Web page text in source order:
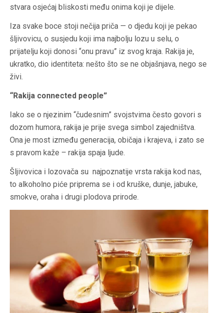
stvara osjećaj bliskosti među onima koji je dijele.
Iza svake boce stoji nečija priča — o djedu koji je pekao
šljivovicu, o susjedu koji ima najbolju lozu u selu, o
prijatelju koji donosi “onu pravu” iz svog kraja. Rakija je,
ukratko, dio identiteta: nešto što se ne objašnjava, nego se
živi.
“Rakija connected people”
Iako se o njezinim “čudesnim” svojstvima često govori s
dozom humora, rakija je prije svega simbol zajedništva.
Ona je most između generacija, običaja i krajeva, i zato se
s pravom kaže – rakija spaja ljude.
Šljivovica i lozovača su najpoznatije vrsta rakija kod nas,
to alkoholno piće priprema se i od kruške, dunje, jabuke,
smokve, oraha i drugi plodova prirode.